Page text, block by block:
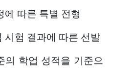
에 따른 특별 전형
시험 결과에 따른 선발
의 학업 성적을 기준으